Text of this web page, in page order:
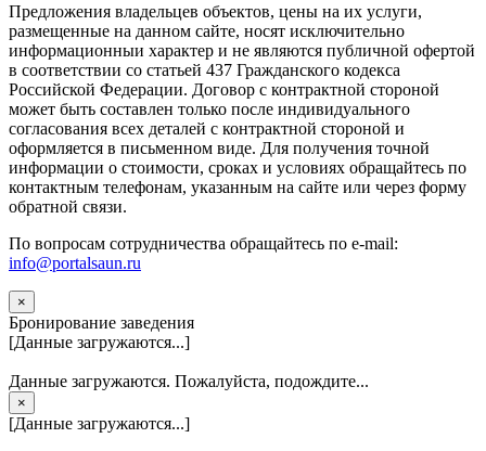
Предложения владельцев объектов, цены на их услуги,
размещенные на данном сайте, носят исключительно
информационныи характер и не являются публичной офертой
в соответствии со статьей 437 Гражданского кодекса
Российской Федерации. Договор с контрактной стороной
может быть составлен только после индивидуального
согласования всех деталей с контрактной стороной и
оформляется в письменном виде. Для получения точной
информации о стоимости, сроках и условиях обращайтесь по
контактным телефонам, указанным на сайте или через форму
обратной связи.
По вопросам сотрудничества обращайтесь по e-mail:
info@portalsaun.ru
×
Бронирование заведения
[Данные загружаются...]
Данные загружаются. Пожалуйста, подождите...
×
[Данные загружаются...]